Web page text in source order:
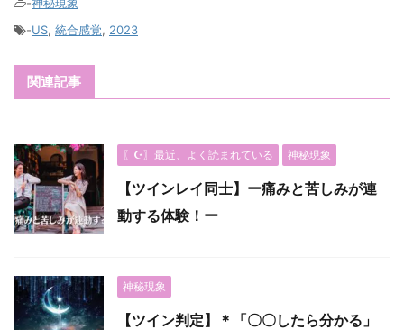
-US, 統合感覚, 2023
関連記事
〖☪︎〗最近、よく読まれている 神秘現象
【ツインレイ同士】ー痛みと苦しみが連
動する体験！ー
神秘現象
【ツイン判定】＊「〇〇したら分かる」